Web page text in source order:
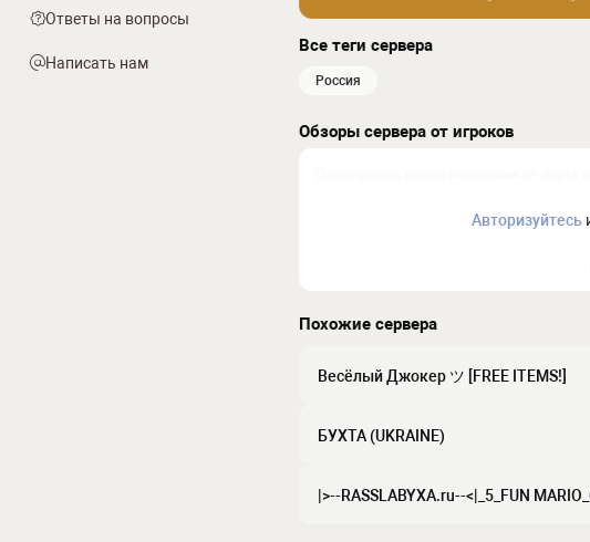
Ответы на вопросы
Написать нам
Все теги сервера
россия
Обзоры сервера от игроков
Авторизуйтесь
Похожие сервера
Весёлый Джокер ツ [FREE ITEMS!]
БУХТА (UKRAINE)
|>--RASSLABYXA.ru--<|_5_FUN